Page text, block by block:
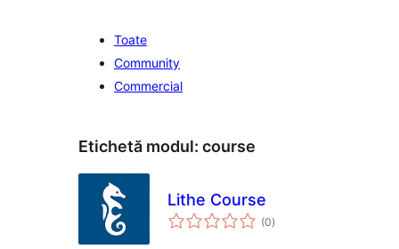
Toate
Community
Commercial
Etichetă modul: course
Lithe Course
(0total
aprecieri
)